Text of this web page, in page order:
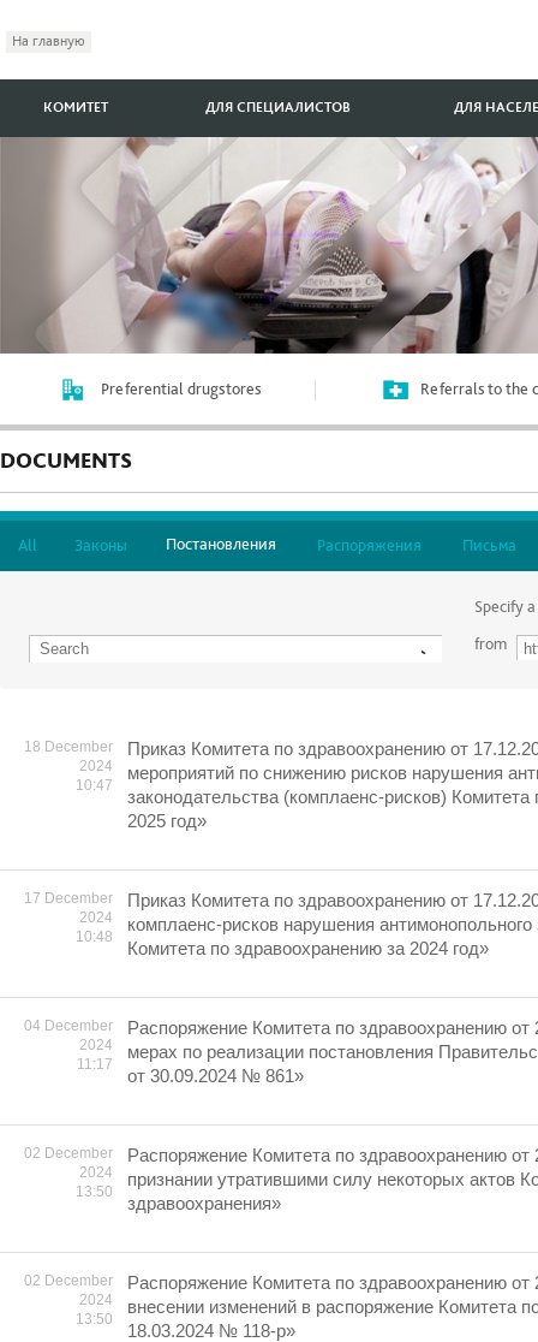
На главную
КОМИТЕТ ДЛЯ СПЕЦИАЛИСТОВ ДЛЯ
Preferential drugstores Referrals to the
DOCUMENTS
All Законы Постановления Распоряжения Письма
Specify
from
18 December
2024
10:47
Приказ Комитета по здравоохранению от
мероприятий по снижению рисков нарушения
законодательства (комплаенс-рисков)
2025 год»
17 December
2024
10:48
Приказ Комитета по здравоохранению от
комплаенс-рисков нарушения антимонопольного
Комитета по здравоохранению за 2024 год»
04 December
2024
11:17
Распоряжение Комитета по здравоохранению
мерах по реализации постановления
от 30.09.2024 № 861»
02 December
2024
13:50
Распоряжение Комитета по здравоохранению
признании утратившими силу некоторых актов
здравоохранения»
02 December
2024
13:50
Распоряжение Комитета по здравоохранению
внесении изменений в распоряжение Комитета
18.03.2024 № 118-р»